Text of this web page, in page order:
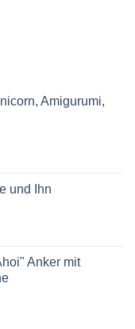
Amigurumi,
und Ihn
Anker mit